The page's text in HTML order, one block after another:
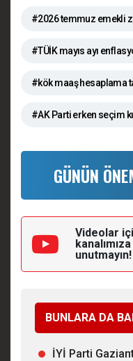
#2026 temmuz emekli
#TÜİK mayıs ayı
#kök maaş hesaplama
#AK Parti erken seçim
GÜNÜN
Videolar
kanalımıza
unutmayın!
BUNLARA DA
İYİ Parti